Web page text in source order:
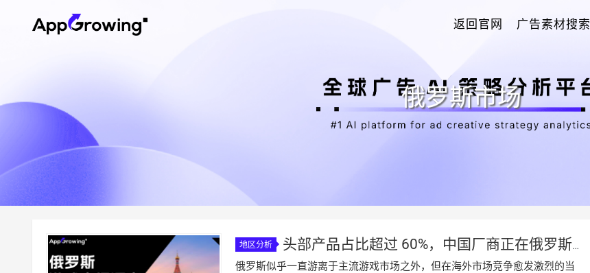
返回官网 广告素材搜索
俄罗斯市场
地区分析
头部产品占比超过 60%，中国厂商正在俄罗斯
闷声发财
俄罗斯似乎一直游离于主流游戏市场之外，但在海外市场竞争愈发激烈的当